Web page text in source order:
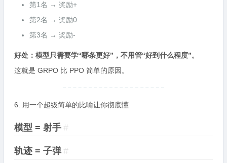
第1名 → 奖励+
第2名 → 奖励0
第3名 → 奖励-
好处：模型只需要学“哪条更好”，不用管“好到什么程度”。
这就是 GRPO 比 PPO 简单的原因。
6. 用一个超级简单的比喻让你彻底懂
模型 = 射手 #
轨迹 = 子弹 #